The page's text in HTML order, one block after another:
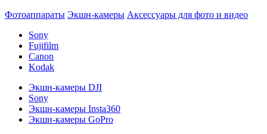
Фотоаппараты Экшн-камеры Аксессуары для фото и видео
Sony
Fujifilm
Canon
Kodak
Экшн-камеры DJI
Sony
Экшн-камеры Insta360
Экшн-камеры GoPro